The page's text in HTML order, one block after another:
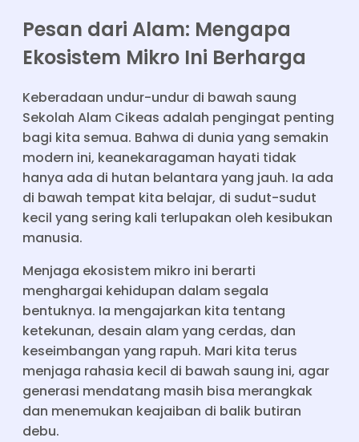
Pesan dari Alam: Mengapa
Ekosistem Mikro Ini Berharga
Keberadaan undur-undur di bawah saung
Sekolah Alam Cikeas adalah pengingat penting
bagi kita semua. Bahwa di dunia yang semakin
modern ini, keanekaragaman hayati tidak
hanya ada di hutan belantara yang jauh. Ia ada
di bawah tempat kita belajar, di sudut-sudut
kecil yang sering kali terlupakan oleh kesibukan
manusia.
Menjaga ekosistem mikro ini berarti
menghargai kehidupan dalam segala
bentuknya. Ia mengajarkan kita tentang
ketekunan, desain alam yang cerdas, dan
keseimbangan yang rapuh. Mari kita terus
menjaga rahasia kecil di bawah saung ini, agar
generasi mendatang masih bisa merangkak
dan menemukan keajaiban di balik butiran
debu.